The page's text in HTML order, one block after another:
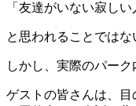
「友達がいない寂しい
と思われることではな
しかし、実際のパーク
ゲストの皆さんは、